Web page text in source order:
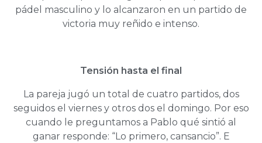
pádel masculino y lo alcanzaron en un partido de
victoria muy reñido e intenso.
Tensión hasta el final
La pareja jugó un total de cuatro partidos, dos
seguidos el viernes y otros dos el domingo. Por eso
cuando le preguntamos a Pablo qué sintió al
ganar responde: “Lo primero, cansancio”. E